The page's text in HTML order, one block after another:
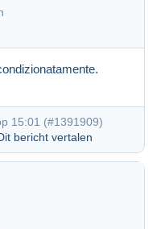
15:01 (#1391909)
bericht vertalen